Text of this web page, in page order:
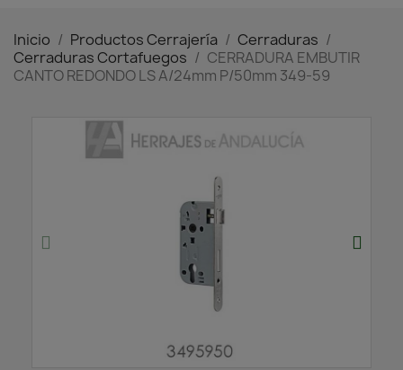
Inicio Productos Cerrajería
Cerraduras
Cerraduras Cortafuegos
CERRADURA EMBUTIR
CANTO REDONDO LS A/24mm P/50mm 349-59